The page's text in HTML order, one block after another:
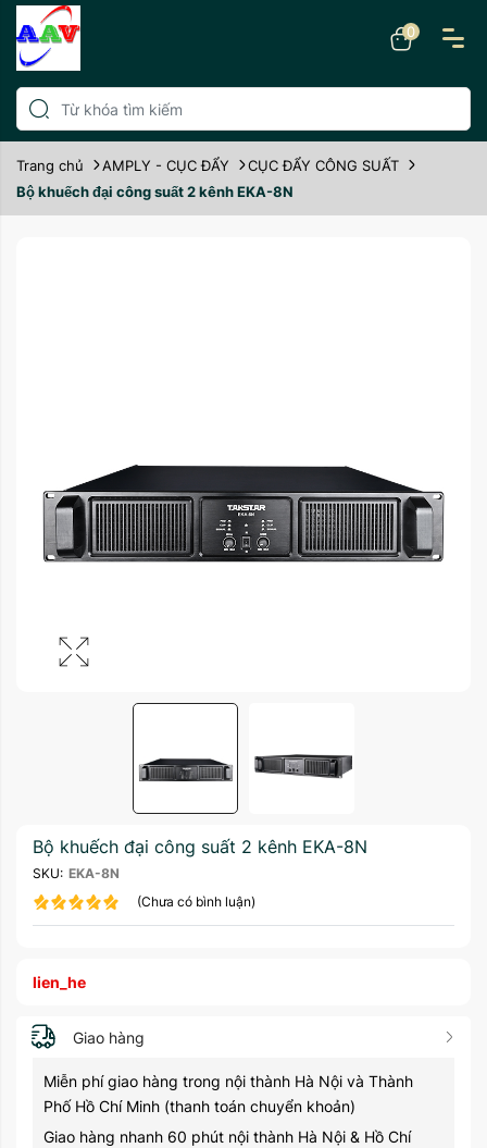
0
Trang chủ AMPLY - CỤC ĐẨY
CỤC ĐẨY CÔNG SUẤT
Bộ khuếch đại công suất 2 kênh EKA-8N
Bộ khuếch đại công suất 2 kênh EKA-8N
SKU: EKA-8N
(Chưa có bình luận)
lien_he
Giao hàng
Miễn phí giao hàng trong nội thành Hà Nội và Thành
Phố Hồ Chí Minh (thanh toán chuyển khoản)
Giao hàng nhanh 60 phút nội thành Hà Nội & Hồ Chí